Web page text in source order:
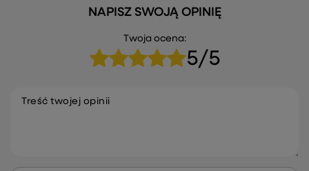
NAPISZ SWOJĄ OPINIĘ
Twoja ocena:
5/5
Treść twojej opinii